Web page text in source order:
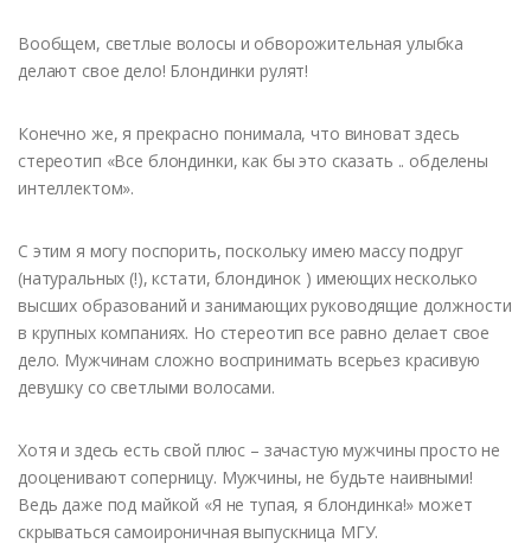
Вообщем, светлые волосы и обворожительная улыбка
делают свое дело! Блондинки рулят!
Конечно же, я прекрасно понимала, что виноват здесь
стереотип «Все блондинки, как бы это сказать .. обделены
интеллектом».
С этим я могу поспорить, поскольку имею массу подруг
(натуральных (!), кстати, блондинок ) имеющих несколько
высших образований и занимающих руководящие должности
в крупных компаниях. Но стереотип все равно делает свое
дело. Мужчинам сложно воспринимать всерьез красивую
девушку со светлыми волосами.
Хотя и здесь есть свой плюс – зачастую мужчины просто не
дооценивают соперницу. Мужчины, не будьте наивными!
Ведь даже под майкой «Я не тупая, я блондинка!» может
скрываться самоироничная выпускница МГУ.